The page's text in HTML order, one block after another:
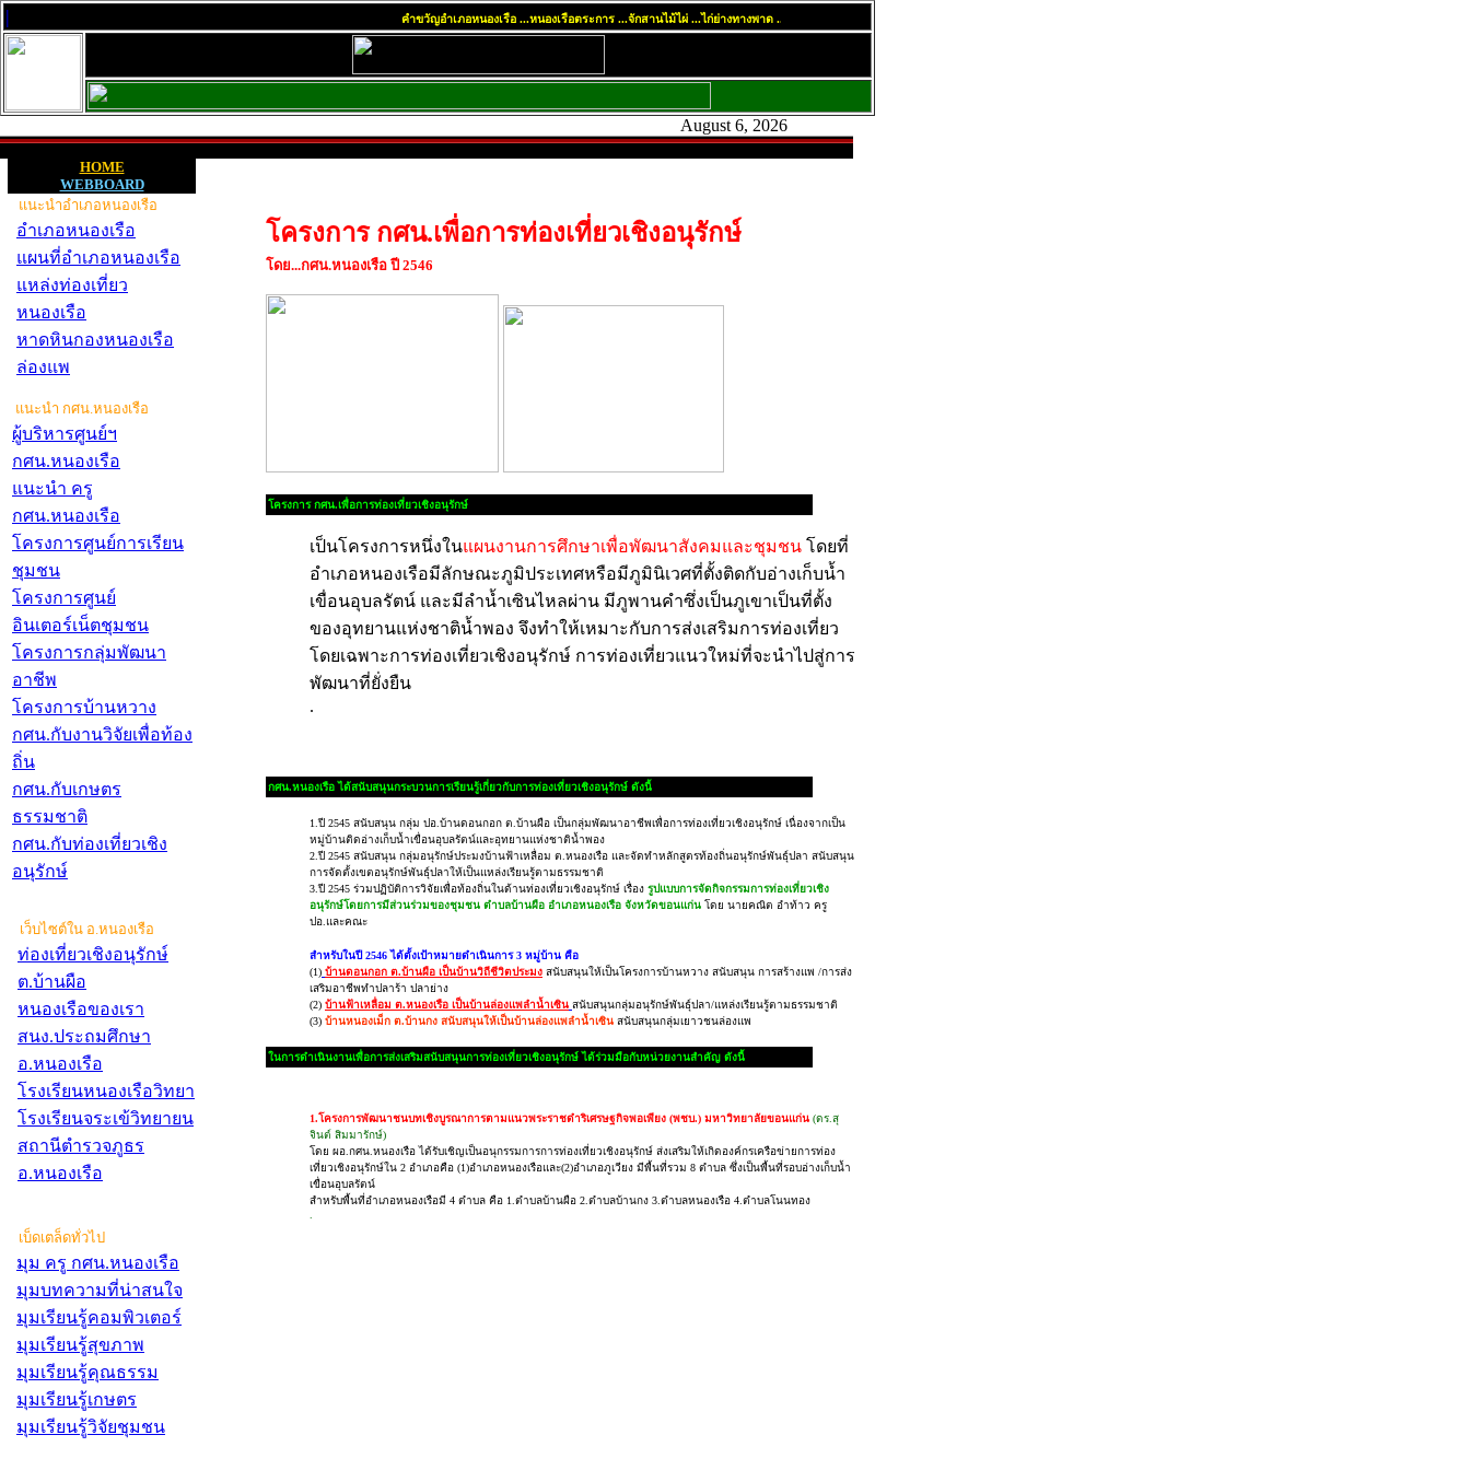
| คำขวัญอำเภอหนองเรือ ...หนองเรือตระการ ...จักสานไม้ไผ่ ...ไก่ย่างทางพาด ...ตลาดกะหล่ำ ...เลิศล้ำพลอยเจียรไน ...พระใหญ่ภูเม็งทอง
August 6, 2026
HOME
WEBBOARD
แนะนำอำเภอหนองเรือ
อำเภอหนองเรือ
แผนที่อำเภอหนองเรือ
แหล่งท่องเที่ยว
หนองเรือ
หาดหินกองหนองเรือ
ล่องแพ
แนะนำ กศน.หนองเรือ
ผู้บริหารศูนย์ฯ
กศน.หนองเรือ
แนะนำ ครู
กศน.หนองเรือ
โครงการศูนย์การเรียน
ชุมชน
โครงการศูนย์
อินเตอร์เน็ตชุมชน
โครงการกลุ่มพัฒนา
อาชีพ
โครงการบ้านหวาง
กศน.กับงานวิจัยเพื่อท้อง
ถิ่น
กศน.กับเกษตร
ธรรมชาติ
กศน.กับท่องเที่ยวเชิง
อนุรักษ์
เว็บไซต์ใน อ.หนองเรือ
ท่องเที่ยวเชิงอนุรักษ์
ต.บ้านผือ
หนองเรือของเรา
สนง.ประถมศึกษา
อ.หนองเรือ
โรงเรียนหนองเรือวิทยา
โรงเรียนจระเข้วิทยายน
สถานีตำรวจภูธร
อ.หนองเรือ
เบ็ดเตล็ดทั่วไป
มุม ครู กศน.หนองเรือ
มุมบทความที่น่าสนใจ
มุมเรียนรู้คอมพิวเตอร์
มุมเรียนรู้สุขภาพ
มุมเรียนรู้คุณธรรม
มุมเรียนรู้เกษตร
มุมเรียนรู้วิจัยชุมชน
โครงการ กศน.เพื่อการท่องเที่ยวเชิงอนุรักษ์
โดย...กศน.หนองเรือ ปี 2546
โครงการ กศน.เพื่อการท่องเที่ยวเชิงอนุรักษ์
เป็นโครงการหนึ่งในแผนงานการศึกษาเพื่อพัฒนาสังคมและชุมชน โดยที่
อำเภอหนองเรือมีลักษณะภูมิประเทศหรือมีภูมินิเวศที่ตั้งติดกับอ่างเก็บน้ำ
เขื่อนอุบลรัตน์ และมีลำน้ำเซินไหลผ่าน มีภูพานคำซึ่งเป็นภูเขาเป็นที่ตั้ง
ของอุทยานแห่งชาติน้ำพอง จึงทำให้เหมาะกับการส่งเสริมการท่องเที่ยว
โดยเฉพาะการท่องเที่ยวเชิงอนุรักษ์ การท่องเที่ยวแนวใหม่ที่จะนำไปสู่การ
พัฒนาที่ยั่งยืน
.
กศน.หนองเรือ ได้สนับสนุนกระบวนการเรียนรู้เกี่ยวกับการท่องเที่ยวเชิงอนุรักษ์ ดังนี้
1.ปี 2545 สนับสนุน กลุ่ม ปอ.บ้านดอนกอก ต.บ้านผือ เป็นกลุ่มพัฒนาอาชีพเพื่อการท่องเที่ยวเชิงอนุรักษ์ เนื่องจากเป็น
หมู่บ้านติดอ่างเก็บน้ำเขื่อนอุบลรัตน์และอุทยานแห่งชาติน้ำพอง
2.ปี 2545 สนับสนุน กลุ่มอนุรักษ์ประมงบ้านฟ้าเหลื่อม ต.หนองเรือ และจัดทำหลักสูตรท้องถิ่นอนุรักษ์พันธุ์ปลา สนับสนุน
การจัดตั้งเขตอนุรักษ์พันธุ์ปลาให้เป็นแหล่งเรียนรู้ตามธรรมชาติ
3.ปี 2545 ร่วมปฏิบัติการวิจัยเพื่อท้องถิ่นในด้านท่องเที่ยวเชิงอนุรักษ์ เรื่อง รูปแบบการจัดกิจกรรมการท่องเที่ยวเชิง
อนุรักษ์โดยการมีส่วนร่วมของชุมชน ตำบลบ้านผือ อำเภอหนองเรือ จังหวัดขอนแก่น โดย นายคณิต อำท้าว ครู
ปอ.และคณะ
สำหรับในปี 2546 ได้ตั้งเป้าหมายดำเนินการ 3 หมู่บ้าน คือ
(1) บ้านดอนกอก ต.บ้านผือ เป็นบ้านวิถีชีวิตประมง สนับสนุนให้เป็นโครงการบ้านหวาง สนับสนุน การสร้างแพ /การส่ง
เสริมอาชีพทำปลาร้า ปลาย่าง
(2) บ้านฟ้าเหลื่อม ต.หนองเรือ เป็นบ้านล่องแพลำน้ำเซิน สนับสนุนกลุ่มอนุรักษ์พันธุ์ปลา/แหล่งเรียนรู้ตามธรรมชาติ
(3) บ้านหนองเม็ก ต.บ้านกง สนับสนุนให้เป็นบ้านล่องแพลำน้ำเซิน สนับสนุนกลุ่มเยาวชนล่องแพ
ในการดำเนินงานเพื่อการส่งเสริมสนับสนุนการท่องเที่ยวเชิงอนุรักษ์ ได้ร่วมมือกับหน่วยงานสำคัญ ดังนี้
1.โครงการพัฒนาชนบทเชิงบูรณาการตามแนวพระราชดำริเศรษฐกิจพอเพียง (พชบ.) มหาวิทยาลัยขอนแก่น (ดร.สุ
จินต์ สิมมารักษ์)
โดย ผอ.กศน.หนองเรือ ได้รับเชิญเป็นอนุกรรมการการท่องเที่ยวเชิงอนุรักษ์ ส่งเสริมให้เกิดองค์กรเครือข่ายการท่อง
เที่ยวเชิงอนุรักษ์ใน 2 อำเภอคือ (1)อำเภอหนองเรือและ(2)อำเภอภูเวียง มีพื้นที่รวม 8 ตำบล ซึ่งเป็นพื้นที่รอบอ่างเก็บน้ำ
เขื่อนอุบลรัตน์
สำหรับพื้นที่อำเภอหนองเรือมี 4 ตำบล คือ 1.ตำบลบ้านผือ 2.ตำบลบ้านกง 3.ตำบลหนองเรือ 4.ตำบลโนนทอง